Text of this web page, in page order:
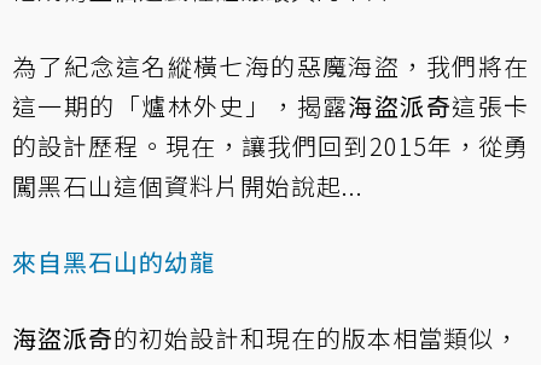
為了紀念這名縱橫七海的惡魔海盜，我們將在
這一期的「爐林外史 」，揭露海盜派奇這張卡
的設計歷程。現在，讓我們回到2015年，從勇
闖黑石山這個資料片開始說起...
來自黑石山的幼龍
海盜派奇的初始設計和現在的版本相當類似，